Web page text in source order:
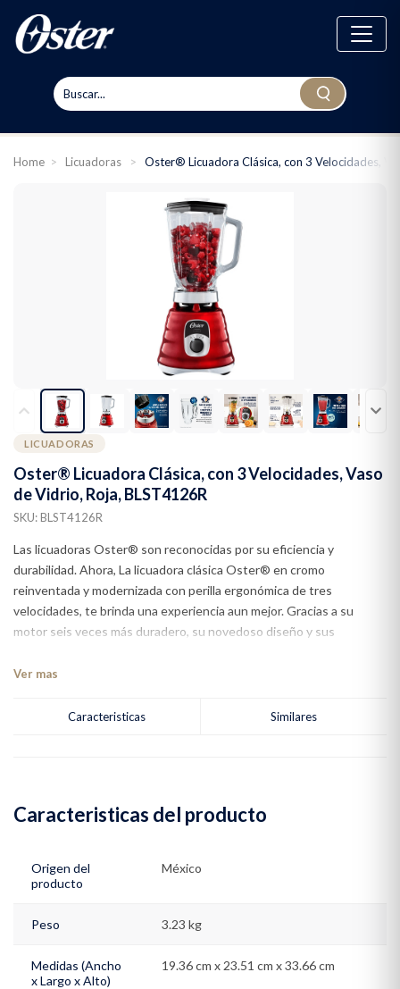
Home > Licuadoras > Oster® Licuadora Clásica, con 3 Velocidades,
LICUADORAS
Oster® Licuadora Clásica, con 3 Velocidades, Vaso
de Vidrio, Roja, BLST4126R
SKU: BLST4126R
Las licuadoras Oster® son reconocidas por su eficiencia y
durabilidad. Ahora, La licuadora clásica Oster® en cromo
reinventada y modernizada con perilla ergonómica de tres
velocidades, te brinda una experiencia aun mejor. Gracias a su
motor seis veces más duradero, su novedoso diseño y sus
muchas otras ventajas!
Ver mas
Caracteristicas Similares
Caracteristicas del producto
Origen del
producto
México
Peso 3.23 kg
Medidas (Ancho
x Largo x Alto)
19.36 cm x 23.51 cm x 33.66 cm